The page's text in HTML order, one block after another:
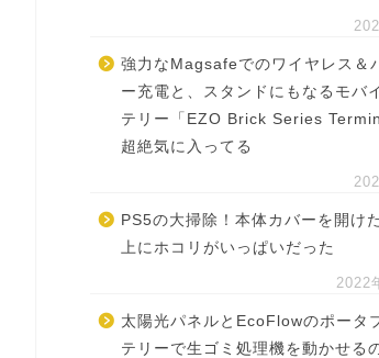
強力なMagsafeでのワイヤレス＆
ー充電と、スタンドにもなるモバ
テリー「EZO Brick Series
超絶気に入ってる
PS5の大掃除！本体カバーを開け
上にホコリがいっぱいだった
2022
太陽光パネルとEcoFlowのポータ
テリーで生ゴミ処理機を動かせる